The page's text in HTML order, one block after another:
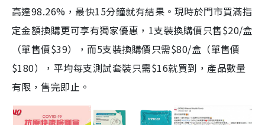
高達98.26%，最快15分鐘就有結果。現時於門市買滿指
定金額換購更可享有獨家優惠，1支裝換購價只售$20/盒
（單售價$39），而5支裝換購價只需$80/盒（單售價
$180），平均每支測試套裝只需$16就買到，產品數量
有限，售完即止。